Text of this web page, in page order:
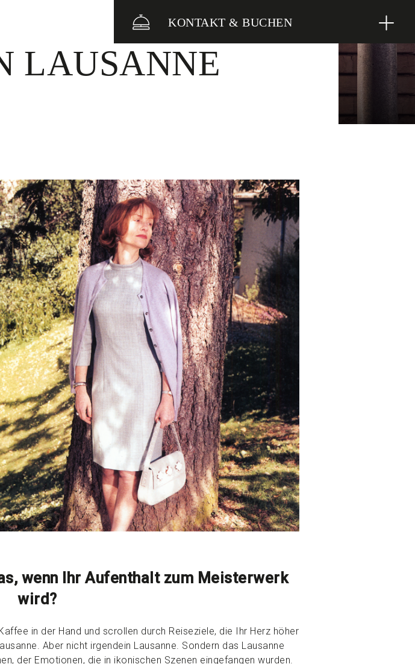
KONTAKT & BUCHEN
LAUSANNE
wenn Ihr Aufenthalt zum Meisterwerk
wird?
in der Hand und scrollen durch Reiseziele, die Ihr Herz höher
Aber nicht irgendein Lausanne. Sondern das Lausanne
der Emotionen, die in ikonischen Szenen eingefangen wurden.